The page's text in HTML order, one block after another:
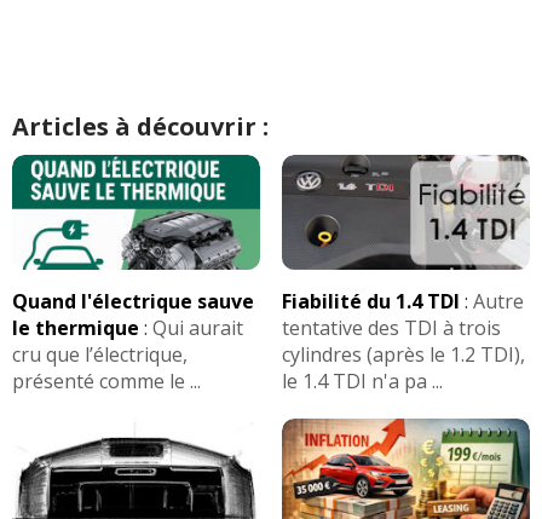
Moteur :
4 cylindres(1798 cc)
Moteur:122h Hybride 122 2ZR-FXE
Performances:122 ch a 5200 tr/min, 142 Nm a
3600 tr/min
Cylindree: 1798 cm3
Architecture:4 cylindres, 4 soupapes/cyl, En
ligne
Injection indirecte, Multipoint, 3 bars,
Injecteurs solenoides
Suralimentation:Atmospherique
Articles à découvrir :
Quand l'électrique sauve
le thermique : Qui aurait
cru que l’électrique,
présenté comme le ...
Fiabilité du 1.4 TDI : Autre
tentative des TDI à trois
cylindres (après le 1.2 TDI),
le 1.4 TDI n'a pa ...